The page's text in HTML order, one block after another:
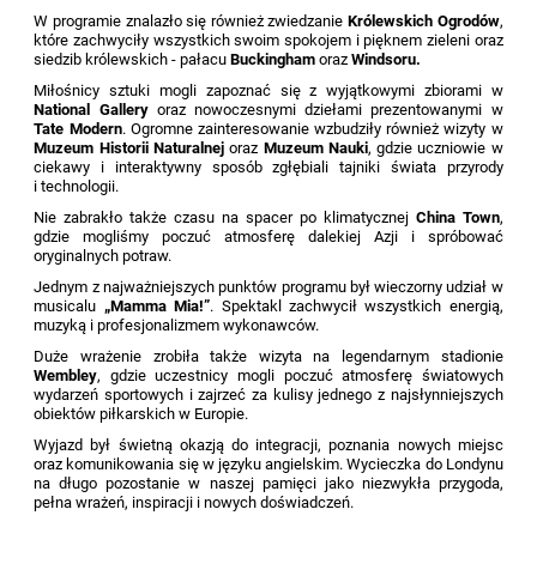
W programie znalazło się również zwiedzanieKrólewskich Ogrodów,
które zachwyciły wszystkich swoim spokojem i pięknem zieleni oraz
siedzib królewskich - pałacu BuckinghamorazWindsoru.
Miłośnicy sztuki mogli zapoznać się z wyjątkowymi zbiorami w
National Galleryoraz nowoczesnymi dziełami prezentowanymi w
Tate Modern. Ogromne zainteresowanie wzbudziły również wizyty w
Muzeum Historii Naturalnejoraz Muzeum Nauki, gdzie uczniowie w
ciekawy i interaktywny sposób zgłębiali tajniki świata przyrody
i technologii.
Nie zabrakło także czasu na spacer po klimatycznej China Town,
gdzie mogliśmy poczuć atmosferę dalekiej Azji i spróbować
oryginalnych potraw.
Jednym z najważniejszych punktów programu był wieczorny udział w
musicalu „Mamma Mia!”. Spektakl zachwycił wszystkich energią,
muzyką i profesjonalizmem wykonawców.
Duże wrażenie zrobiła także wizyta na legendarnym stadionie
Wembley, gdzie uczestnicy mogli poczuć atmosferę światowych
wydarzeń sportowych i zajrzeć za kulisy jednego z najsłynniejszych
obiektów piłkarskich w Europie.
Wyjazd był świetną okazją do integracji, poznania nowych miejsc
oraz komunikowania się w języku angielskim. Wycieczka do Londynu
na długo pozostanie w naszej pamięci jako niezwykła przygoda,
pełna wrażeń, inspiracji i nowych doświadczeń.